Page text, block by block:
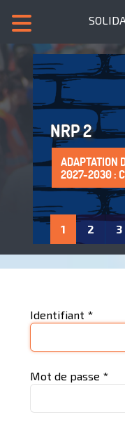
NRP 2
ADAPTATION
2027-2030 :
SANS NOUS,
LA
: UN DROIT À
ADHÈRE À
PUBLIQUES
1 2 3
Identifiant *
Mot de passe *